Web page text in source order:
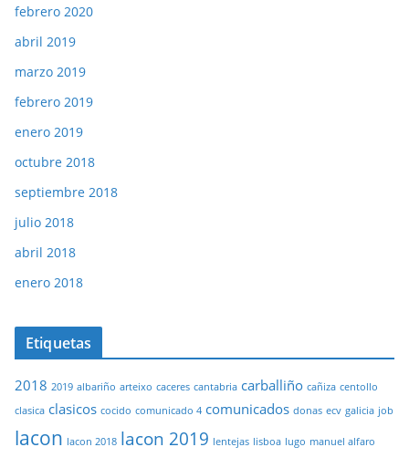
febrero 2020
abril 2019
marzo 2019
febrero 2019
enero 2019
octubre 2018
septiembre 2018
julio 2018
abril 2018
enero 2018
Etiquetas
2018 2019 albariño arteixo caceres cantabria carballiño cañiza centollo
clasica clasicos cocido comunicado 4 comunicados donas ecv galicia job
lacon lacon 2018 lacon 2019 lentejas lisboa lugo manuel alfaro